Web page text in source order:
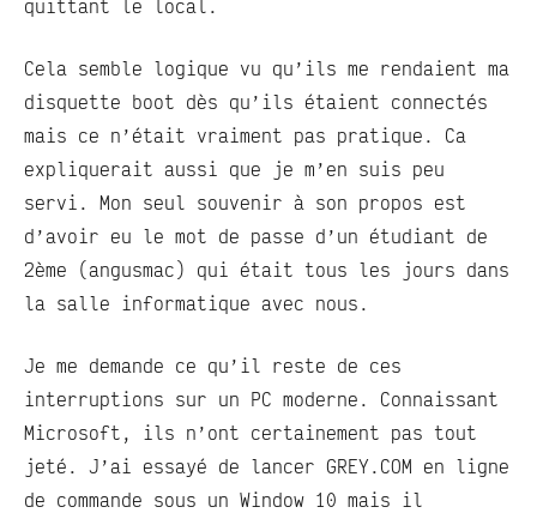
quittant le local.
Cela semble logique vu qu’ils me rendaient ma
disquette boot dès qu’ils étaient connectés
mais ce n’était vraiment pas pratique. Ca
expliquerait aussi que je m’en suis peu
servi. Mon seul souvenir à son propos est
d’avoir eu le mot de passe d’un étudiant de
2ème (angusmac) qui était tous les jours dans
la salle informatique avec nous.
Je me demande ce qu’il reste de ces
interruptions sur un PC moderne. Connaissant
Microsoft, ils n’ont certainement pas tout
jeté. J’ai essayé de lancer GREY.COM en ligne
de commande sous un Window 10 mais il